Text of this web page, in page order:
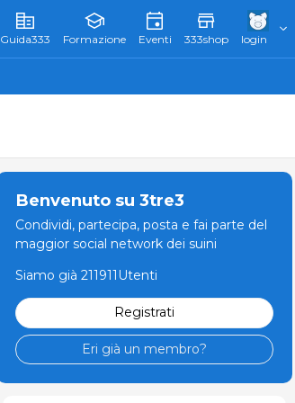
Guida333 Formazione Eventi 333shop login
Benvenuto su 3tre3
Condividi, partecipa, posta e fai parte del
maggior social network dei suini
Siamo già 211911Utenti
Registrati
Eri già un membro?